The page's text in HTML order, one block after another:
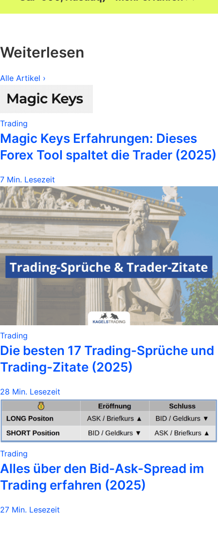
Weiterlesen
Alle Artikel ›
Trading
Magic Keys Erfahrungen: Dieses
Forex Tool spaltet die Trader (2025)
7 Min. Lesezeit
Trading
Die besten 17 Trading-Sprüche und
Trading-Zitate (2025)
28 Min. Lesezeit
Trading
Alles über den Bid-Ask-Spread im
Trading erfahren (2025)
27 Min. Lesezeit